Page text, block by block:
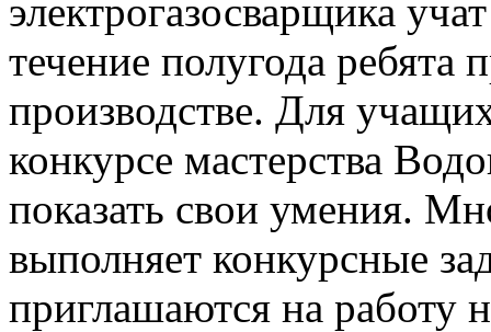
электрогазосварщика
течение полугода ребята
производстве. Для
конкурсе мастерства
показать свои умения.
выполняет конкурсные
приглашаются на работу